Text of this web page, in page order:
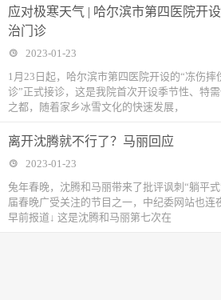
应对极寒天气 | 哈尔滨市第四医院开
治门诊
2023-01-23
1月23日起，哈尔滨市第四医院开设的“冻伤摔
诊”正式接诊，这是我院首次开设季节性、特
之都，随着家乡冰雪文化的快速发展，
离开沈腾就不行了？马丽回应
2023-01-23
兔年春晚，沈腾和马丽带来了批评讽刺“躺平
届春晚广受关注的节目之一，中纪委网站也连
早前报道↓ 这是沈腾和马丽第七次在